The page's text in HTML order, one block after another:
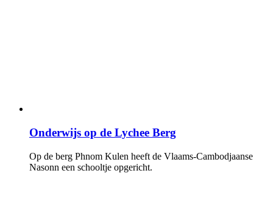
Onderwijs op de Lychee Berg
Op de berg Phnom Kulen heeft de Vlaams-Cambodjaanse
Nasonn een schooltje opgericht.